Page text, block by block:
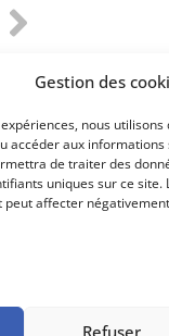
Gestion des
nous
accéder aux
de traiter des
uniques sur ce site.
affecter
Refuser
notre
est une publication